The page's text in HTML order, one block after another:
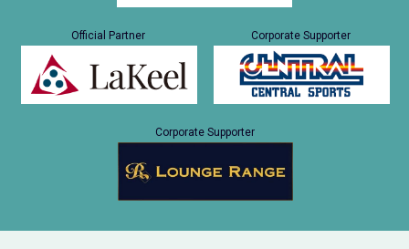
Official Partner Corporate Supporter
Corporate Supporter